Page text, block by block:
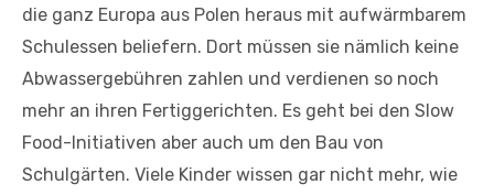
die ganz Europa aus Polen heraus mit aufwärmbarem
Schulessen beliefern. Dort müssen sie nämlich keine
Abwassergebühren zahlen und verdienen so noch
mehr an ihren Fertiggerichten. Es geht bei den Slow
Food-Initiativen aber auch um den Bau von
Schulgärten. Viele Kinder wissen gar nicht mehr, wie